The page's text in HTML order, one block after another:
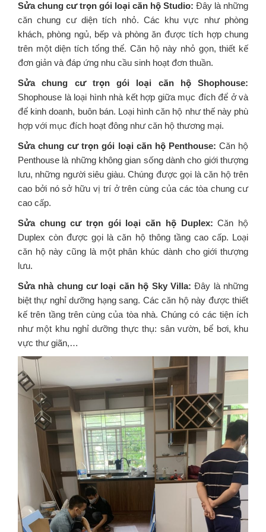
Sửa chung cư trọn gói loại căn hộ Studio: Đây là những
căn chung cư diện tích nhỏ. Các khu vực như phòng
khách, phòng ngủ, bếp và phòng ăn được tích hợp chung
trên một diện tích tổng thể. Căn hộ này nhỏ gọn, thiết kế
đơn giản và đáp ứng nhu cầu sinh hoạt đơn thuần.
Sửa chung cư trọn gói loại căn hộ Shophouse:
Shophouse là loại hình nhà kết hợp giữa mục đích để ở và
để kinh doanh, buôn bán. Loại hình căn hộ như thế này phù
hợp với mục đích hoạt đông như căn hộ thương mại.
Sửa chung cư trọn gói loại căn hộ Penthouse: Căn hộ
Penthouse là những không gian sống dành cho giới thượng
lưu, những người siêu giàu. Chúng được gọi là căn hộ trên
cao bởi nó sở hữu vị trí ở trên cùng của các tòa chung cư
cao cấp.
Sửa chung cư trọn gói loại căn hộ Duplex: Căn hộ
Duplex còn được gọi là căn hộ thông tầng cao cấp. Loại
căn hộ này cũng là một phân khúc dành cho giới thượng
lưu.
Sửa nhà chung cư loại căn hộ Sky Villa: Đây là những
biệt thự nghỉ dưỡng hạng sang. Các căn hộ này được thiết
kế trên tầng trên cùng của tòa nhà. Chúng có các tiện ích
như một khu nghỉ dưỡng thực thụ: sân vườn, bể bơi, khu
vực thư giãn,…